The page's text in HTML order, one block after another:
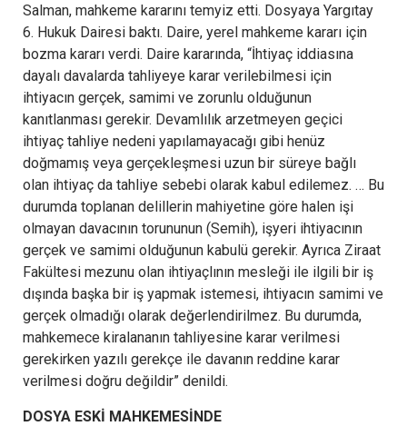
Salman, mahkeme kararını temyiz etti. Dosyaya Yargıtay
6. Hukuk Dairesi baktı. Daire, yerel mahkeme kararı için
bozma kararı verdi. Daire kararında, “İhtiyaç iddiasına
dayalı davalarda tahliyeye karar verilebilmesi için
ihtiyacın gerçek, samimi ve zorunlu olduğunun
kanıtlanması gerekir. Devamlılık arzetmeyen geçici
ihtiyaç tahliye nedeni yapılamayacağı gibi henüz
doğmamış veya gerçekleşmesi uzun bir süreye bağlı
olan ihtiyaç da tahliye sebebi olarak kabul edilemez. … Bu
durumda toplanan delillerin mahiyetine göre halen işi
olmayan davacının torununun (Semih), işyeri ihtiyacının
gerçek ve samimi olduğunun kabulü gerekir. Ayrıca Ziraat
Fakültesi mezunu olan ihtiyaçlının mesleği ile ilgili bir iş
dışında başka bir iş yapmak istemesi, ihtiyacın samimi ve
gerçek olmadığı olarak değerlendirilmez. Bu durumda,
mahkemece kiralananın tahliyesine karar verilmesi
gerekirken yazılı gerekçe ile davanın reddine karar
verilmesi doğru değildir” denildi.
DOSYA ESKİ MAHKEMESİNDE